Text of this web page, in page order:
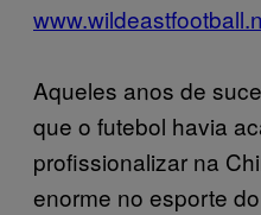
Aqueles anos de
que o futebol havia
profissionalizar na
enorme no esporte